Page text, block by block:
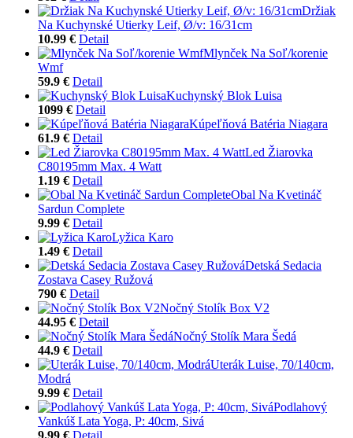
Držiak
Na Kuchynské Utierky Leif, Ø/v: 16/31cm
10.99 € Detail
Mlynček Na Soľ/korenie
Wmf
59.9 € Detail
Kuchynský Blok Luisa
1099 € Detail
Kúpeľňová Batéria Niagara
61.9 € Detail
Led Žiarovka
C80195mm Max. 4 Watt
1.19 € Detail
Obal Na Kvetináč
Sardun Complete
9.99 € Detail
Lyžica Karo
1.49 € Detail
Detská Sedacia
Zostava Casey Ružová
790 € Detail
Nočný Stolík Box V2
44.95 € Detail
Nočný Stolík Mara Šedá
44.9 € Detail
Uterák Luise, 70/140cm,
Modrá
9.99 € Detail
Podlahový
Vankúš Lata Yoga, P: 40cm, Sivá
9.99 € Detail